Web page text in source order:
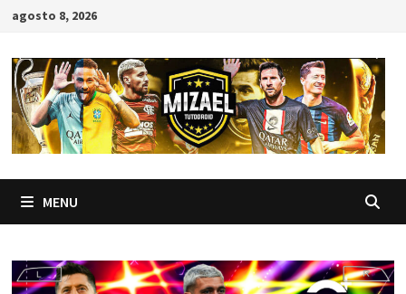
Skip
content
agosto 8, 2026
MENU